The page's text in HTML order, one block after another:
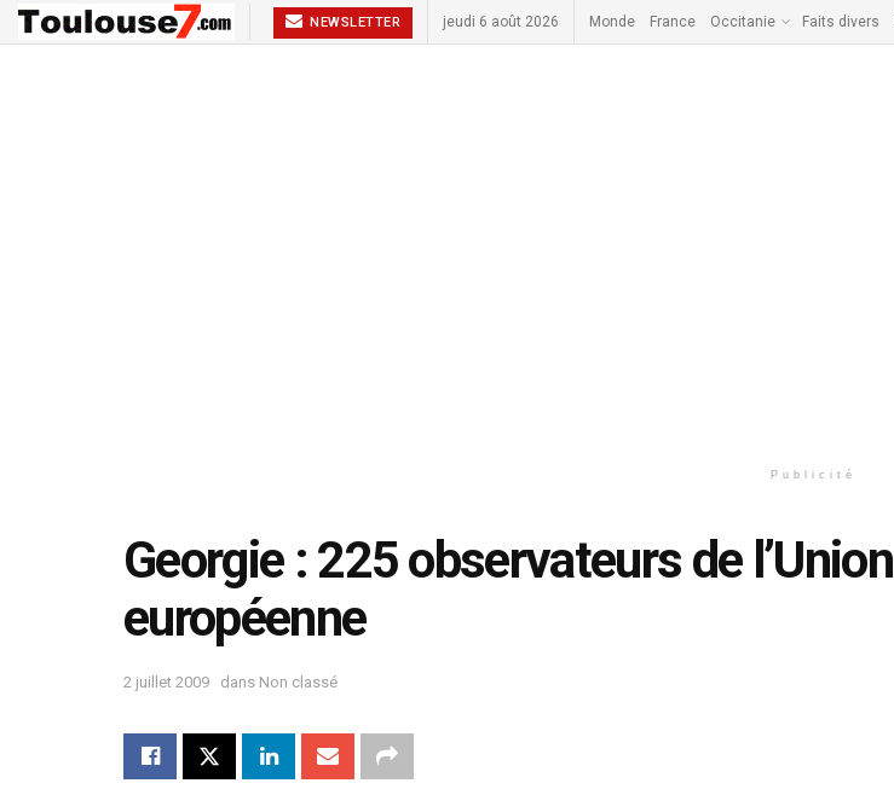
NEWSLETTER jeudi 6 août 2026 Monde France Occitanie Faits divers
Publicité
Georgie : 225 observateurs de l’Union
européenne
2 juillet 2009 dans Non classé